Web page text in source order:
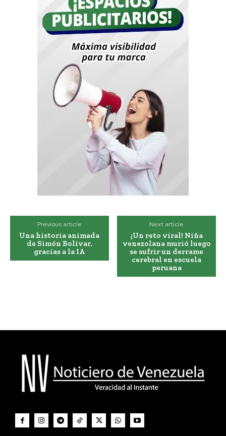
Previous article
Una historia animada
de Simón Bolívar,
gracias a la IA
Next article
¡Un reto viral! Niña
venezolana murió luego
se sufrir un derrame
cerebral en escuela
peruana